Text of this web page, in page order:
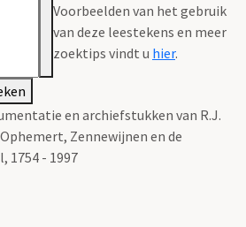
Voorbeelden van het gebruik
van deze leestekens en meer
zoektips vindt u hier.
en archiefstukken van R.J.
Zennewijnen en de
1754 - 1997